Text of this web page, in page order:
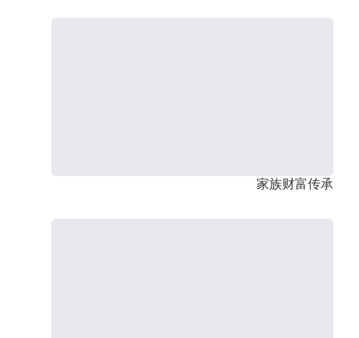
家族财富传承